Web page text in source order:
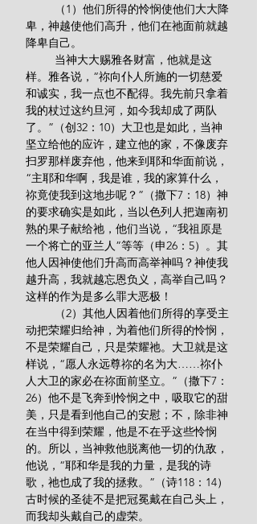
卑，神越使他们高升，他们在祂面前就越
降卑自己。
样。雅各说，“祢向仆人所施的一切慈爱
和诚实，我一点也不配得。我先前只拿着
我的杖过这约旦河，如今我却成了两队
了。”（创32：10）大卫也是如此，当神
坚立给他的应许，建立他的家，不像废弃
扫罗那样废弃他，他来到耶和华面前说，
“主耶和华啊，我是谁，我的家算什么，
祢竟使我到这地步呢？”（撒下7：18）神
的要求确实是如此，当以色列人把迦南初
熟的果子献给祂，他们当说，“我祖原是
一个将亡的亚兰人”等等（申26：5）。其
他人因神使他们升高而高举神吗？神使我
越升高，我就越忘恩负义，高举自己吗？
这样的作为是多么罪大恶极！
动把荣耀归给神，为着他们所得的怜悯，
不是荣耀自己，只是荣耀祂。大卫就是这
样说，“愿人永远尊祢的名为大……祢仆
人大卫的家必在祢面前坚立。”（撒下7：
26）他不是飞奔到怜悯之中，吸取它的甜
美，只是看到他自己的安慰；不，除非神
在当中得到荣耀，他是不在乎这些怜悯
的。所以，当神救他脱离他一切的仇敌，
他说，“耶和华是我的力量，是我的诗
歌，祂也成了我的拯救。”（诗118：14）
古时候的圣徒不是把冠冕戴在自己头上，
而我却头戴自己的虚荣。